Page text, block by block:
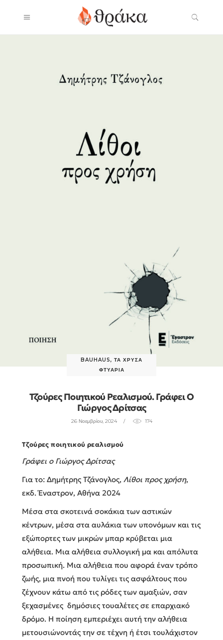
BAUHAUS, ΤΑ ΧΡΥΣΆ
ΦΤΥΆΡΙΑ
Τζούρες Ποιητικού Ρεαλισμού. Γράφει Ο
Γιώργος Δρίτσας
26 Νοεμβρίου, 2024 174
Τζούρες ποιητικού ρεαλισμού
Γράφει ο Γιώργος Δρίτσας
Για το: Δημήτρης Τζάνογλος, Λίθοι προς χρήση,
εκδ. Έναστρον, Αθήνα 2024
Μέσα στα σκοτεινά σοκάκια των αστικών
κέντρων, μέσα στα αυλάκια των υπονόμων και τις
εξώπορτες των μικρών μπαρ κρύβεται μια
αλήθεια. Μια αλήθεια συλλογική μα και απόλυτα
προσωπική. Μια αλήθεια που αφορά έναν τρόπο
ζωής, μια πνοή που τυλίγει τις ασφάλτους που
ζέχνουν κάτω από τις ρόδες των αμαξιών, σαν
ξεχασμένες δημόσιες τουαλέτες σε επαρχιακό
δρόμο. Η ποίηση εμπεριέχει αυτή την αλήθεια
μετουσιώνοντάς την σε τέχνη ή έτσι τουλάχιστον